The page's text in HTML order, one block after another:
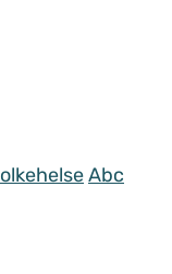
Abc